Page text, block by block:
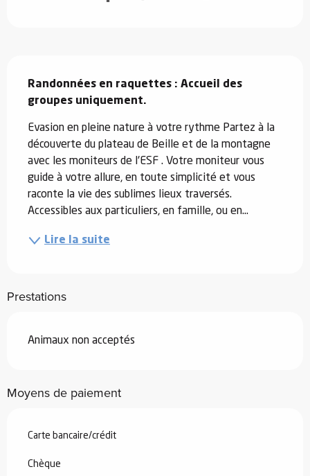
Randonnées en raquettes : Accueil des
groupes uniquement.
Evasion en pleine nature à votre rythme Partez à la
découverte du plateau de Beille et de la montagne
avec les moniteurs de l'ESF . Votre moniteur vous
guide à votre allure, en toute simplicité et vous
raconte la vie des sublimes lieux traversés.
Accessibles aux particuliers, en famille, ou en...
Lire la suite
Prestations
Animaux non acceptés
Moyens de paiement
Carte bancaire/crédit
Chèque